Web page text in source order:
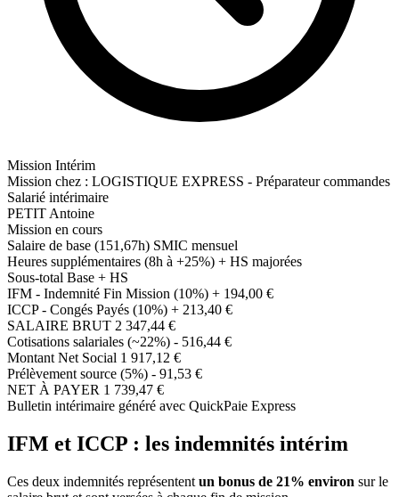
Mission Intérim
Mission chez : LOGISTIQUE EXPRESS - Préparateur commandes
Salarié intérimaire
PETIT Antoine
Mission en cours
Salaire de base (151,67h) SMIC mensuel
Heures supplémentaires (8h à +25%) + HS majorées
Sous-total Base + HS
IFM - Indemnité Fin Mission (10%) + 194,00 €
ICCP - Congés Payés (10%) + 213,40 €
SALAIRE BRUT 2 347,44 €
Cotisations salariales (~22%) - 516,44 €
Montant Net Social 1 917,12 €
Prélèvement source (5%) - 91,53 €
NET À PAYER 1 739,47 €
Bulletin intérimaire généré avec QuickPaie Express
IFM et ICCP : les indemnités intérim
Ces deux indemnités représentent un bonus de 21% environ sur le